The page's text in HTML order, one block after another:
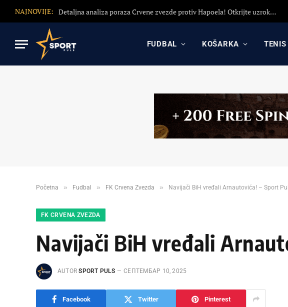
NAJNOVIJE: Španci lansirali vest: Fakundo Kampaco ponovo u Crvenoj zvezdi? Saznajte sve o ponudi i šansama za povratak na Mali Kalemegdan
FUDBAL KOŠARKA TENIS
Početna » Fudbal » FK Crvena Zvezda » Navijači BiH vređali Arnautovića! – Sport
FK CRVENA ZVEZDA
Navijači BiH vređali
AUTOR SPORT PULS СЕПТЕМБАР 10, 2025
Facebook Twitter Pinterest